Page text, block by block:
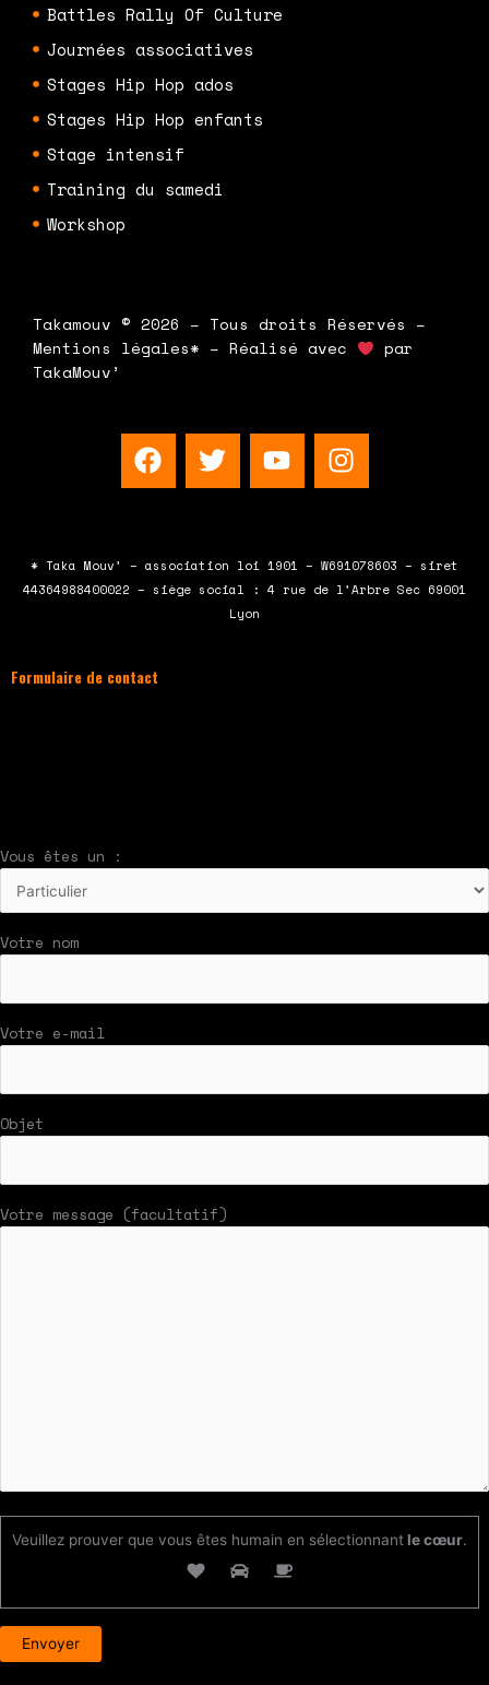
Battles Rally Of Culture
Journées associatives
Stages Hip Hop ados
Stages Hip Hop enfants
Stage intensif
Training du samedi
Workshop
Takamouv © 2026 – Tous droits Réservés –
Mentions légales* – Réalisé avec
par
TakaMouv’
F
a
o
T
w
t
e
Y
o
u
b
I
n
a
g
* Taka Mouv’ – association loi 1901 – W691078603 – siret
44364988400022 – siège social : 4 rue de l’Arbre Sec 69001
Lyon
Formulaire de contact
Vous êtes un :
Votre nom
Votre e-mail
Objet
Votre message (facultatif)
Veuillez prouver que vous êtes humain en sélectionnant le cœur.